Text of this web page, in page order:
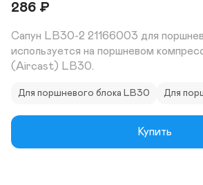
286 ₽
Сапун LB30-2 21166003 для
используется на поршневом
(Aircast) LB30.
Для поршневого блока LB30 Для
Купить